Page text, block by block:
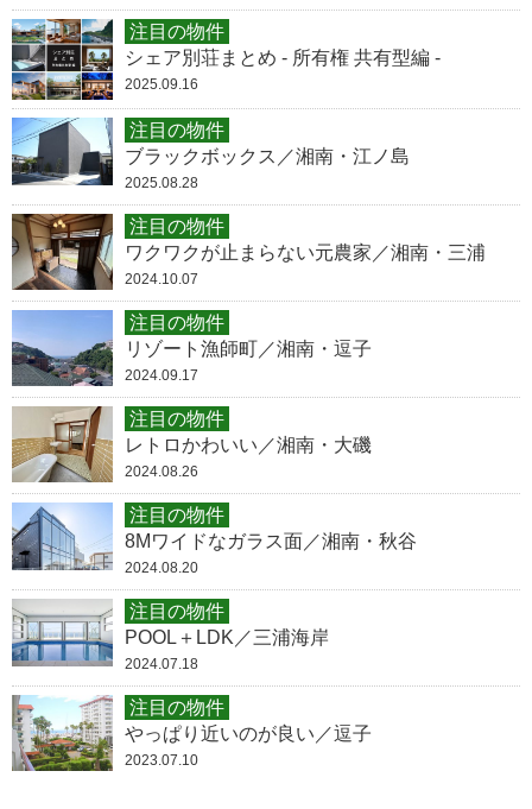
注目の物件
シェア別荘まとめ - 所有権 共有型編 -
2025.09.16
注目の物件
ブラックボックス／湘南・江ノ島
2025.08.28
注目の物件
ワクワクが止まらない元農家／湘南・三浦
2024.10.07
注目の物件
リゾート漁師町／湘南・逗子
2024.09.17
注目の物件
レトロかわいい／湘南・大磯
2024.08.26
注目の物件
8Mワイドなガラス面／湘南・秋谷
2024.08.20
注目の物件
POOL＋LDK／三浦海岸
2024.07.18
注目の物件
やっぱり近いのが良い／逗子
2023.07.10